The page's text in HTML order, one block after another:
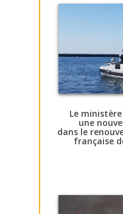
Le
une
dans le
française